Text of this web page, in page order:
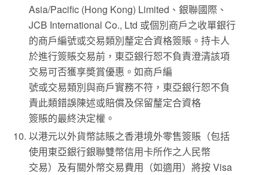
Asia/Pacific (Hong Kong) Limited、銀聯國際、
JCB International Co., Ltd 或個別商戶之收單銀行
的商戶編號或交易類別釐定合資格簽賬。持卡人
於進行簽賬交易前，東亞銀行恕不負責澄清該項
交易可否獲享奬賞優惠。如商戶編
號或交易類別與商戶實務不符，東亞銀行恕不負
責此類錯誤陳述或賠償及保留釐定合資格
簽賬的最終決定權。
以港元以外貨幣誌賬之香港境外零售簽賬（包括
使用東亞銀行銀聯雙幣信用卡所作之人民幣
交易）及有關外幣交易費用（如適用）將按 Visa